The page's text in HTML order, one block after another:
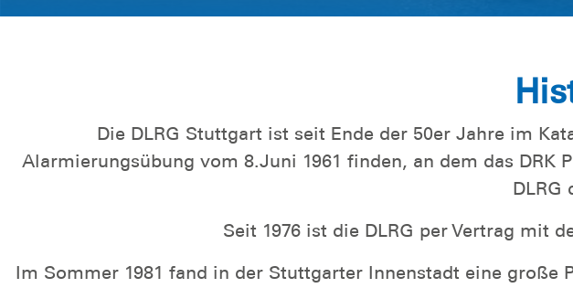
Die DLRG Stuttgart ist seit Ende der 50er Jahre im
Alarmierungsübung vom 8.Juni 1961 finden, an dem das
DLRG
Seit 1976 ist die DLRG per Vertrag mit
Im Sommer 1981 fand in der Stuttgarter Innenstadt eine große